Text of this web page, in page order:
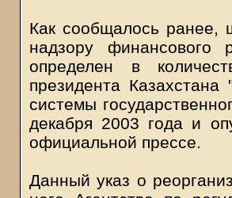
Как сообщалось ранее,
надзору финансового
определен в
президента
системы
декабря 2003 года и
официальной прессе.
Данный указ о